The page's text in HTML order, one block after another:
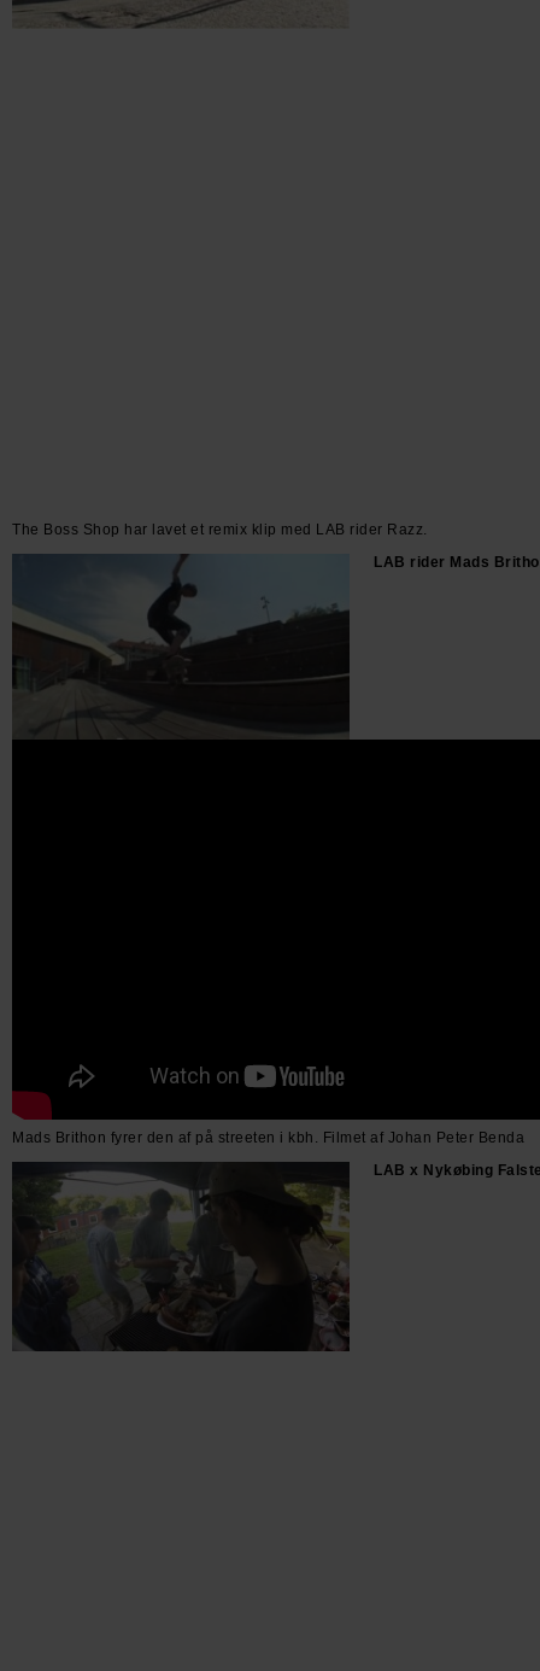
The Boss Shop har lavet et remix klip med LAB rider Razz.
LAB rider Mads
Mads Brithon fyrer den af på streeten i kbh. Filmet af Johan Peter Benda
LAB x Nykøbing